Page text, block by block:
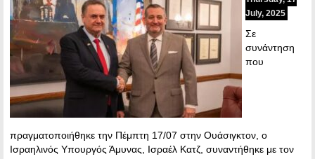
July, 2025
Σε
συνάντηση
που
πραγματοποιήθηκε την Πέμπτη 17/07 στην Ουάσιγκτον, ο
Ισραηλινός Υπουργός Άμυνας, Ισραέλ Κατζ, συναντήθηκε με τον